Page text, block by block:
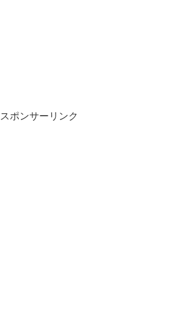
スポンサーリンク